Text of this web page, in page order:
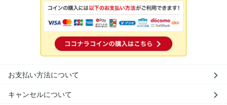
お支払い方法について
キャンセルについて